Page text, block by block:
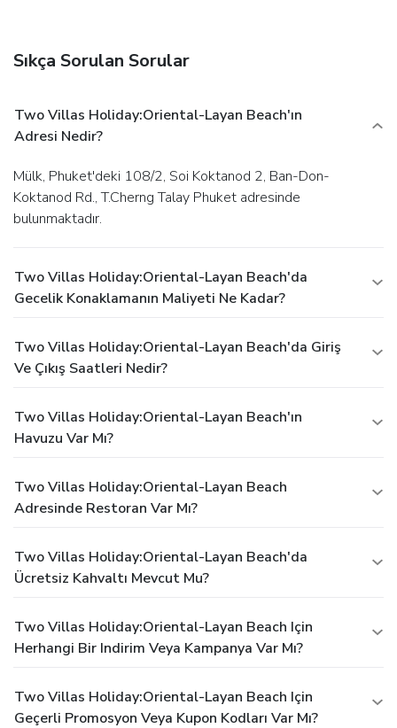
Sıkça Sorulan Sorular
Two Villas Holiday:Oriental-Layan Beach'ın
Adresi Nedir?
Mülk, Phuket'deki 108/2, Soi Koktanod 2, Ban-Don-
Koktanod Rd., T.Cherng Talay Phuket adresinde
bulunmaktadır.
Two Villas Holiday:Oriental-Layan Beach'da
Gecelik Konaklamanın Maliyeti Ne Kadar?
Two Villas Holiday:Oriental-Layan Beach'da Giriş
Ve Çıkış Saatleri Nedir?
Two Villas Holiday:Oriental-Layan Beach'ın
Havuzu Var Mı?
Two Villas Holiday:Oriental-Layan Beach
Adresinde Restoran Var Mı?
Two Villas Holiday:Oriental-Layan Beach'da
Ücretsiz Kahvaltı Mevcut Mu?
Two Villas Holiday:Oriental-Layan Beach Için
Herhangi Bir Indirim Veya Kampanya Var Mı?
Two Villas Holiday:Oriental-Layan Beach Için
Geçerli Promosyon Veya Kupon Kodları Var Mı?